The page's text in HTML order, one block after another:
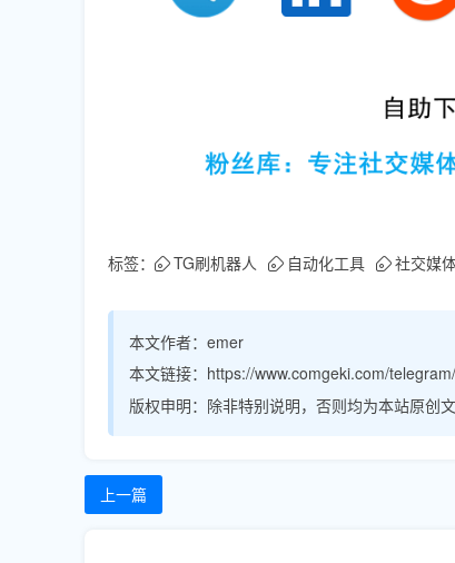
标签： TG刷机器人 自动化工具 社交媒
本文作者： emer
本文链接： https://www.comgeki.com/
版权申明： 除非特别说明，否则均为本站原创
上一篇